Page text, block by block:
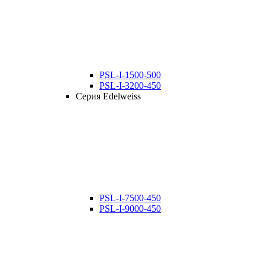
PSL-I-1500-500
PSL-I-3200-450
Серия Edelweiss
PSL-I-7500-450
PSL-I-9000-450